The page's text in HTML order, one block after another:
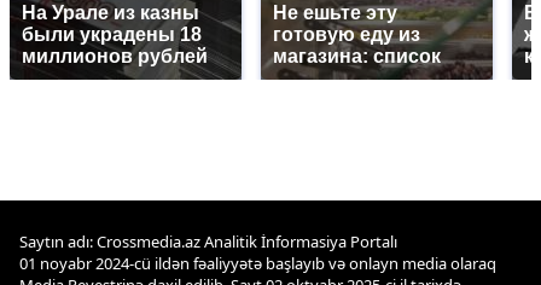
На Урале из казны
были украдены 18
миллионов рублей
Не ешьте эту
готовую еду из
магазина: список
В
Saytın adı: Crossmedia.az Analitik İnformasiya Portalı
01 noyabr 2024-cü ildən fəaliyyətə başlayıb və onlayn media olaraq